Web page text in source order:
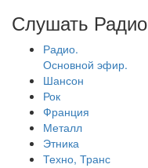
Слушать Радио
Радио.
Основной эфир.
Шансон
Рок
Франция
Металл
Этника
Техно, Транс